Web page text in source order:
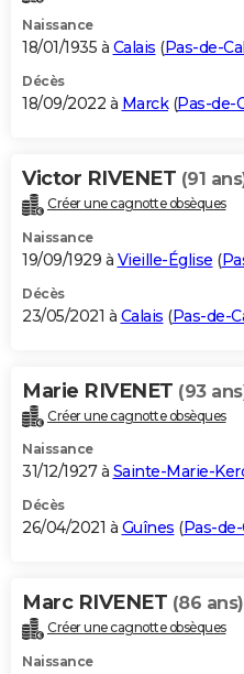
Naissance
18/01/1935 à Calais (Pas-de-
Décès
18/09/2022 à Marck(Pas-de-
Victor RIVENET (91
Créer une cagnotte obsèques
Naissance
19/09/1929 à Vieille-Église (
Décès
23/05/2021 à Calais (Pas-de-
Marie RIVENET (93
Créer une cagnotte obsèques
Naissance
31/12/1927 à Sainte-Marie-
Décès
26/04/2021 à Guînes (Pas-de-
Marc RIVENET (86 ans)
Créer une cagnotte obsèques
Naissance